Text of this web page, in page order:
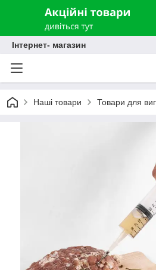
Інтернет- магазин
Наші товари Товари для